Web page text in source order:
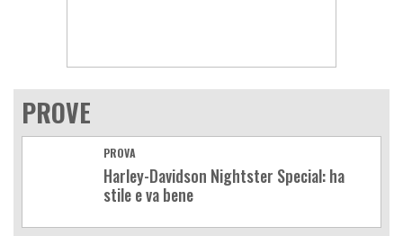
PROVE
PROVA
Harley-Davidson Nightster Special: ha
stile e va bene